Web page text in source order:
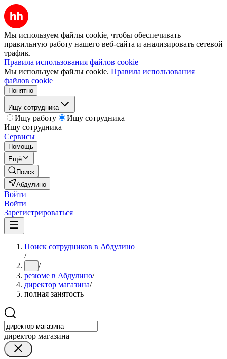
Мы используем файлы cookie, чтобы обеспечивать
правильную работу нашего веб-сайта и анализировать сетевой
трафик.
Правила использования файлов cookie
Мы используем файлы cookie. Правила использования
файлов cookie
Понятно
Ищу сотрудника
Ищу работу
Ищу сотрудника
Ищу сотрудника
Сервисы
Помощь
Ещё
Поиск
Абдулино
Войти
Войти
Зарегистрироваться
Поиск сотрудников в Абдулино
/
... /
резюме в Абдулино/
директор магазина/
полная занятость
директор магазина